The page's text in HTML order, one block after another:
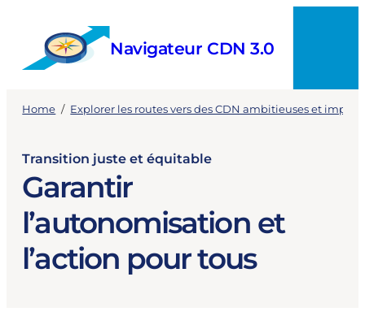
content
Navigateur CDN 3.0
Home / Explorer les routes vers des CDN ambitieuses et
Transition juste et équitable
Garantir
l’autonomisation et
l’action pour tous